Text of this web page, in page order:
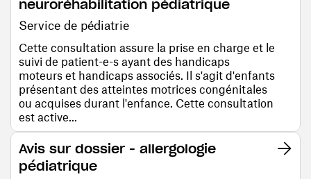
neuroréhabilitation pédiatrique
Service de pédiatrie
Cette consultation assure la prise en charge et le
suivi de patient-e-s ayant des handicaps
moteurs et handicaps associés. Il s'agit d'enfants
présentant des atteintes motrices congénitales
ou acquises durant l'enfance. Cette consultation
est active...
Avis sur dossier - allergologie
pédiatrique